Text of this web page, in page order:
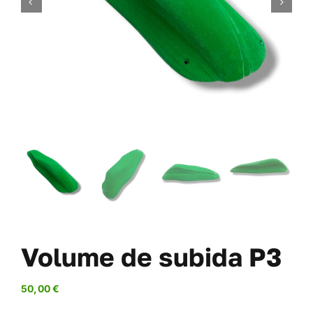
OFERTAS
SOBRE NÓS
CARRITO
Volume de subida P3
50,00€